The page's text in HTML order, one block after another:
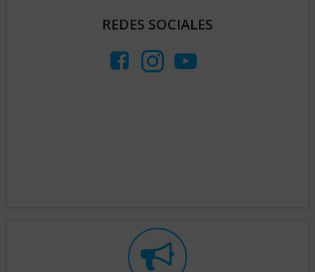
REDES SOCIALES